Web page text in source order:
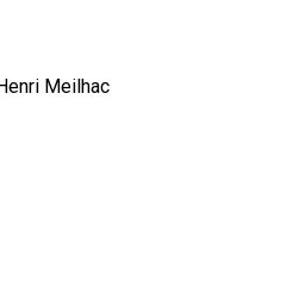
Meilhac